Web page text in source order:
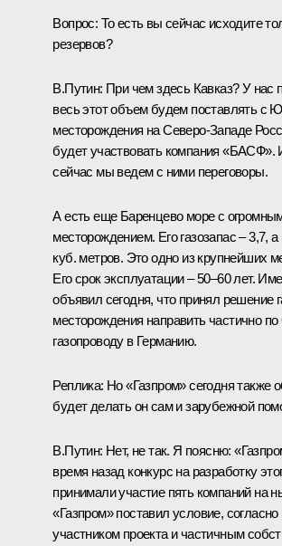
Вопрос: То есть вы сейчас исходите
резервов?
В.Путин: При чем здесь Кавказ? У нас
весь этот объем будем поставлять с
месторождения на Северо-Западе
будет участвовать компания
сейчас мы ведем с ними переговоры.
А есть еще Баренцево море с
месторождением. Его газозапас – 3,7,
куб. метров. Это одно из крупнейших
Его срок эксплуатации – 50–60 лет.
объявил сегодня, что принял решение
месторождения направить частично
газопроводу в Германию.
Реплика: Но «Газпром» сегодня также
будет делать он сам и зарубежной
В.Путин: Нет, не так. Я поясню:
время назад конкурс на разработку
принимали участие пять компаний на
«Газпром» поставил условие,
участником проекта и частичным